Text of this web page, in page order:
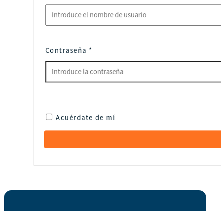
Contraseña *
Acuérdate de mí